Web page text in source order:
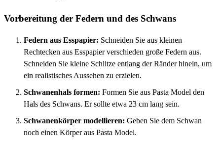
Vorbereitung der Federn und des Schwans
Federn aus Esspapier: Schneiden Sie aus kleinen
Rechtecken aus Esspapier verschieden große Federn aus.
Schneiden Sie kleine Schlitze entlang der Ränder hinein, um
ein realistisches Aussehen zu erzielen.
Schwanenhals formen: Formen Sie aus Pasta Model den
Hals des Schwans. Er sollte etwa 23 cm lang sein.
Schwanenkörper modellieren: Geben Sie dem Schwan
noch einen Körper aus Pasta Model.